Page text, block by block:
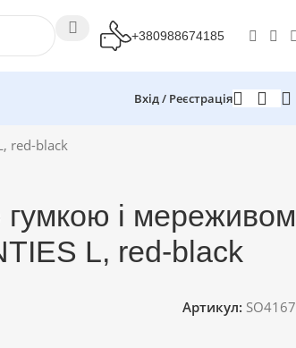
+380988674185
Вхід / Реєстрація
red-black
і мереживом
L, red-black
Артикул: SO4167